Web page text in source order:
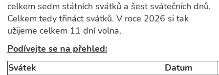
celkem sedm státních svátků a šest svátečních dnů.
Celkem tedy třináct svátků. V roce 2026 si tak
užijeme celkem 11 dní volna.
Podívejte se na přehled:
Svátek
Datum